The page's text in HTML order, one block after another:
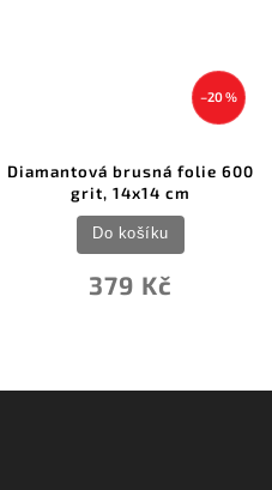
–20 %
Diamantová brusná folie 600
grit, 14x14 cm
379 Kč
Do košíku